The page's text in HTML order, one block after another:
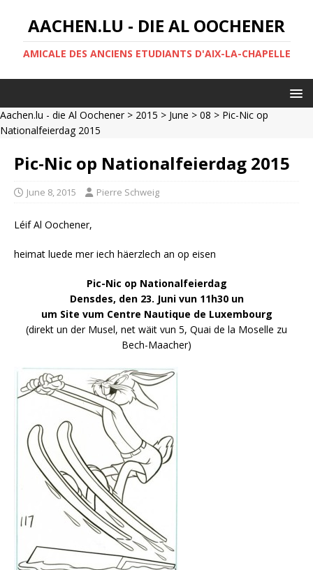
AACHEN.LU - DIE AL OOCHENER
AMICALE DES ANCIENS ETUDIANTS D'AIX-LA-CHAPELLE
Aachen.lu - die Al Oochener> 2015 > June > 08 > Pic-Nic op
Nationalfeierdag 2015
Pic-Nic op Nationalfeierdag 2015
June 8, 2015 Pierre Schweig
Léif Al Oochener,
heimat luede mer iech häerzlech an op eisen
Pic-Nic op Nationalfeierdag
Densdes, den 23. Juni vun 11h30 un
um Site vum Centre Nautique de Luxembourg
(direkt un der Musel, net wäit vun 5, Quai de la Moselle zu
Bech-Maacher)